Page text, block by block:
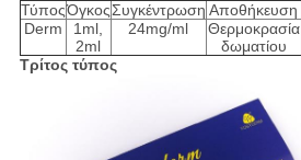
ΤύποςΌγκοςΣυγκέντρωση Αποθήκευση
Derm
1ml,
2ml
24mg/ml
Θερμοκρασία
δωματίου
Τρίτος τύπος